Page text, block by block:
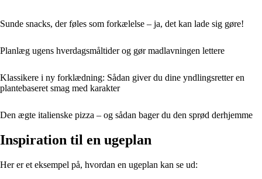
Sunde snacks, der føles som forkælelse – ja, det kan lade sig gøre!
Planlæg ugens hverdagsmåltider og gør madlavningen lettere
Klassikere i ny forklædning: Sådan giver du dine yndlingsretter en
plantebaseret smag med karakter
Den ægte italienske pizza – og sådan bager du den sprød derhjemme
Inspiration til en ugeplan
Her er et eksempel på, hvordan en ugeplan kan se ud: